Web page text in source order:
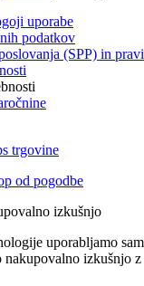
uporabe
podatkov
(SPP) in
trgovine
od pogodbe
izkušnjo
uporabljamo
izkušnjo z